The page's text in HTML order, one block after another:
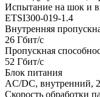
Испытание на шок и
ETSI300-019-1.4
Внутренняя
26 Гбит/с
Пропускная
52 Гбит/с
Блок питания
AC/DC, внутренний,
Скорость обработки